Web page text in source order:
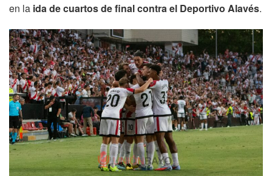
en la ida de cuartos de final contra el Deportivo Alavés.